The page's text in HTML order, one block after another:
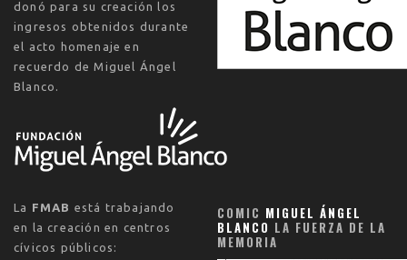
donó para su creación los
ingresos obtenidos durante
el acto homenaje en
recuerdo de Miguel Ángel
Blanco.
La FMAB está trabajando
en la creación en centros
cívicos públicos:
COMIC MIGUEL ÁNGEL
BLANCO LA FUERZA DE LA
MEMORIA